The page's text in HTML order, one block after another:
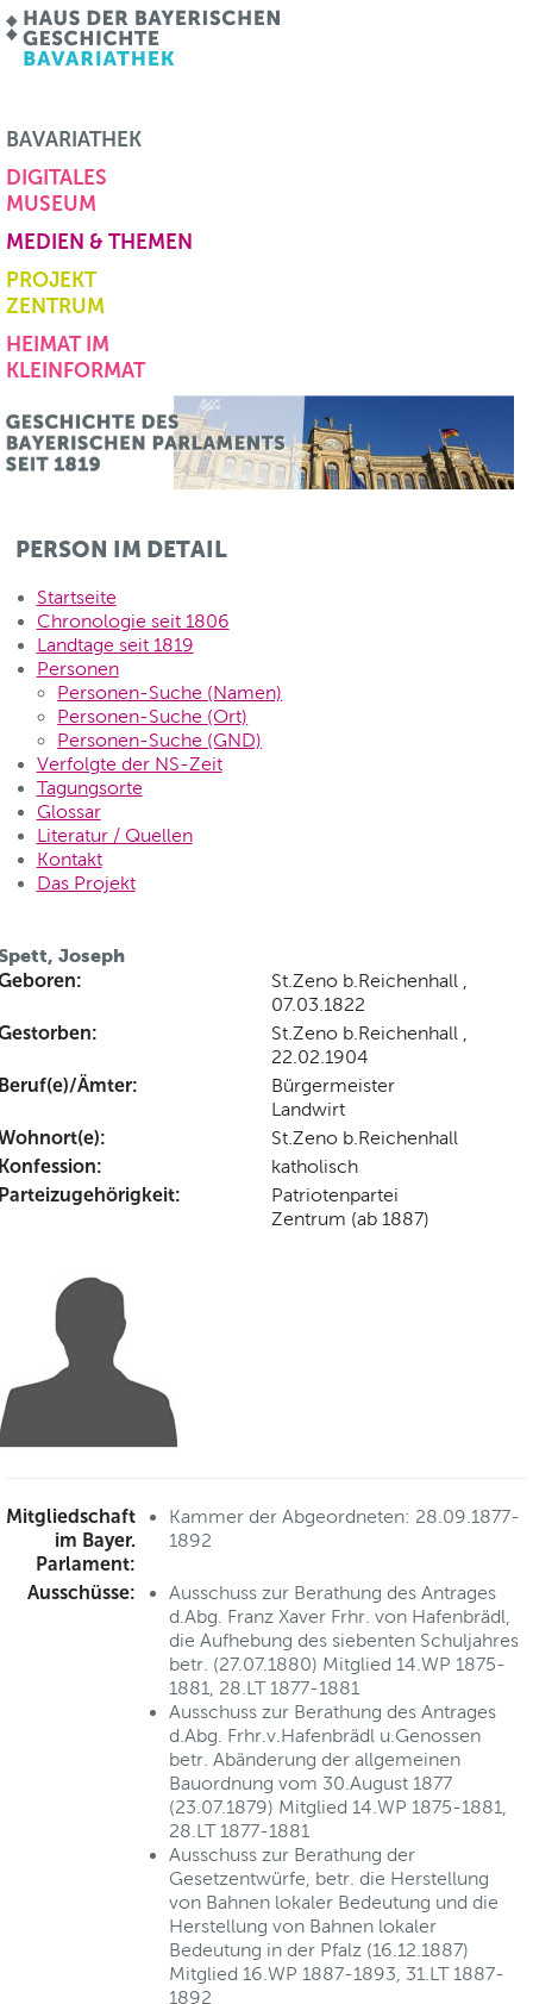
BAVARIATHEK
DIGITALES
MUSEUM
MEDIEN & THEMEN
PROJEKT
ZENTRUM
HEIMAT IM
KLEINFORMAT
PERSON IM DETAIL
Startseite
Chronologie seit 1806
Landtage seit 1819
Personen
Personen-Suche (Namen)
Personen-Suche (Ort)
Personen-Suche (GND)
Verfolgte der NS-Zeit
Tagungsorte
Glossar
Literatur / Quellen
Kontakt
Das Projekt
Joseph
St.Zeno b.Reichenhall ,
07.03.1822
St.Zeno b.Reichenhall ,
22.02.1904
Ämter:
Bürgermeister
Landwirt
St.Zeno b.Reichenhall
katholisch
Patriotenpartei
Zentrum (ab 1887)
Mitgliedschaft
im Bayer.
Parlament:
Kammer der Abgeordneten: 28.09.1877-
1892
Ausschüsse:
Ausschuss zur Berathung des Antrages
d.Abg. Franz Xaver Frhr. von Hafenbrädl,
die Aufhebung des siebenten Schuljahres
betr. (27.07.1880) Mitglied 14.WP 1875-
1881, 28.LT 1877-1881
Ausschuss zur Berathung des Antrages
d.Abg. Frhr.v.Hafenbrädl u.Genossen
betr. Abänderung der allgemeinen
Bauordnung vom 30.August 1877
(23.07.1879) Mitglied 14.WP 1875-1881,
28.LT 1877-1881
Ausschuss zur Berathung der
Gesetzentwürfe, betr. die Herstellung
von Bahnen lokaler Bedeutung und die
Herstellung von Bahnen lokaler
Bedeutung in der Pfalz (16.12.1887)
Mitglied 16.WP 1887-1893, 31.LT 1887-
1892